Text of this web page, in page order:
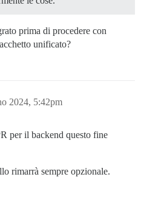
prima di procedere con
unificato?
2024, 5:42pm
per il backend questo fine
rimarrà sempre opzionale.